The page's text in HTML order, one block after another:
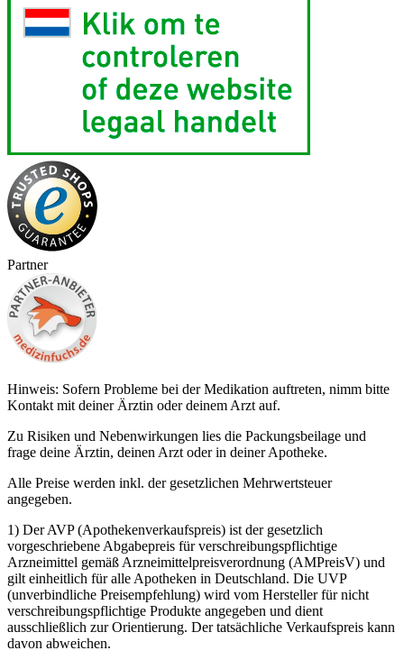
Partner
Hinweis: Sofern Probleme bei der Medikation auftreten, nimm bitte
Kontakt mit deiner Ärztin oder deinem Arzt auf.
Zu Risiken und Nebenwirkungen lies die Packungsbeilage und
frage deine Ärztin, deinen Arzt oder in deiner Apotheke.
Alle Preise werden inkl. der gesetzlichen Mehrwertsteuer
angegeben.
1) Der AVP (Apothekenverkaufspreis) ist der gesetzlich
vorgeschriebene Abgabepreis für verschreibungspflichtige
Arzneimittel gemäß Arzneimittelpreisverordnung (AMPreisV) und
gilt einheitlich für alle Apotheken in Deutschland. Die UVP
(unverbindliche Preisempfehlung) wird vom Hersteller für nicht
verschreibungspflichtige Produkte angegeben und dient
ausschließlich zur Orientierung. Der tatsächliche Verkaufspreis kann
davon abweichen.